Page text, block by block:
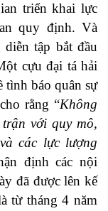
triển khai lực
quy định. Và
tập bắt đầu
cựu đại tá hải
báo quân sự
rằng “Không
với quy mô,
các lực lượng
định các nội
đã được lên kế
từ tháng 4 năm